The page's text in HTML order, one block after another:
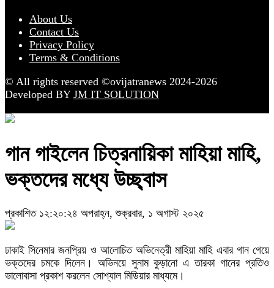
About Us
Contact Us
Privacy Policy
Terms & Conditions
© All rights reserved ©ovijatranews 2024-2026
Developed BY JM IT SOLUTION
গান গাইলেন চিত্রনায়িকা মাহিয়া মাহি,
ভক্তদের মধ্যে উচ্ছ্বাস
প্রকাশিত ১২:২০:২৪ অপরাহ্ন, শুক্রবার, ১ অগাস্ট ২০২৫
ঢাকাই সিনেমার জনপ্রিয় ও আলোচিত অভিনেত্রী মাহিয়া মাহি এবার গান গেয়ে
ভক্তদের চমকে দিলেন। অভিনয়ে সুনাম কুড়ানো এ তারকা গানের প্রতিও
ভালোবাসা প্রকাশ করলেন সোশ্যাল মিডিয়ার মাধ্যমে।